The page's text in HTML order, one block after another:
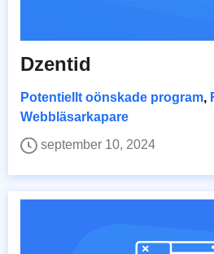
Dzentid
Potentiellt oönskade program,
Webbläsarkapare
september 10, 2024